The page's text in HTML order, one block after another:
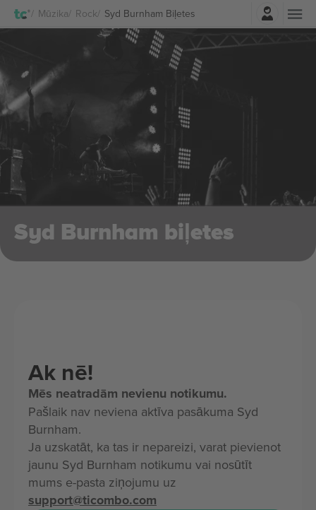
Mūzika Rock Syd Burnham BiļetesPierakstīties
Syd Burnham biļetes
Ak nē!
Mēs neatradām nevienu notikumu.
Pašlaik nav neviena aktīva pasākuma Syd
Burnham.
Ja uzskatāt, ka tas ir nepareizi, varat pievienot
jaunu Syd Burnham notikumu vai nosūtīt
mums e-pasta ziņojumu uz
support@ticombo.com